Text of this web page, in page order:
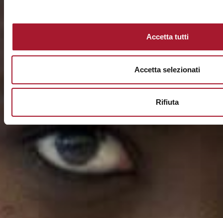
Accetta tutti
Accetta selezionati
Rifiuta